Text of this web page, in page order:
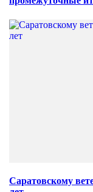
Саратовскому